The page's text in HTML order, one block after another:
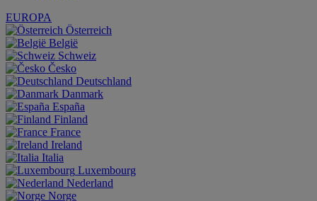
EUROPA
Österreich
België
Schweiz
Česko
Deutschland
Danmark
España
Finland
France
Ireland
Italia
Luxembourg
Nederland
Norge